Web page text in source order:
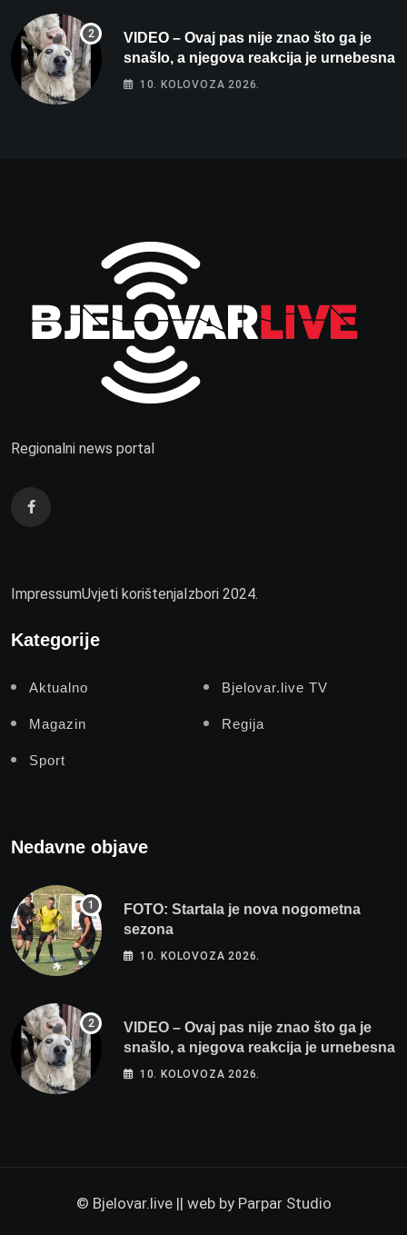
VIDEO – Ovaj pas nije znao što ga je
snašlo, a njegova reakcija je urnebesna
10. KOLOVOZA 2026.
Regionalni news portal
ImpressumUvjeti korištenjaIzbori 2024.
Kategorije
Aktualno Bjelovar.live TV
Magazin Regija
Sport
Nedavne objave
FOTO: Startala je nova nogometna
sezona
10. KOLOVOZA 2026.
VIDEO – Ovaj pas nije znao što ga je
snašlo, a njegova reakcija je urnebesna
10. KOLOVOZA 2026.
© Bjelovar.live || web by Parpar Studio